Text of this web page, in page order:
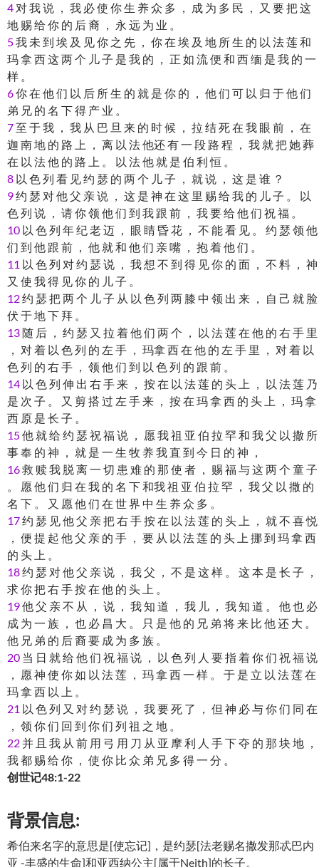
4 对 我 说 ， 我 必 使 你 生 养 众 多 ， 成 为 多 民 ， 又 要 把 这
地 赐 给 你 的 后 裔 ， 永 远 为 业 。
5我 未 到 埃 及 见 你 之 先 ， 你 在 埃 及 地 所 生 的 以 法 莲 和
玛 拿 西 这 两 个 儿 子 是 我 的 ， 正 如 流 便 和 西 缅 是 我 的 一
样 。
6你 在 他 们 以 后 所 生 的 就 是 你 的 ， 他 们 可 以 归 于 他 们
弟 兄 的 名 下 得 产 业 。
7至 于 我 ， 我 从 巴 旦 来 的 时 候 ， 拉 结 死 在 我 眼 前 ， 在
迦 南 地 的 路 上 ， 离 以 法 他还 有 一 段 路 程 ， 我 就 把 她 葬
在 以 法 他 的 路 上 。 以 法 他 就 是 伯 利 恒 。
8 以 色 列 看 见 约 瑟 的 两 个 儿 子 ， 就 说 ， 这 是 谁 ？
9约 瑟 对 他 父 亲 说 ， 这 是 神 在 这 里 赐 给 我 的 儿 子 。 以
色 列 说 ， 请 你 领 他 们 到 我 跟 前 ， 我 要 给 他 们 祝 福 。
10 以 色 列 年 纪 老 迈 ， 眼 睛 昏 花 ， 不 能 看 见 。 约 瑟 领 他
们 到 他 跟 前 ， 他 就 和 他 们 亲 嘴 ， 抱 着 他 们 。
11 以 色 列 对 约 瑟 说 ， 我 想 不 到 得 见 你 的 面 ， 不 料 ， 神
又 使 我 得 见 你 的 儿 子 。
12约 瑟 把 两 个 儿 子 从 以 色 列 两 膝 中 领 出 来 ， 自 己 就 脸
伏 于 地 下 拜 。
13随 后 ， 约 瑟 又 拉 着 他 们 两 个 ， 以 法 莲 在 他 的 右 手 里
， 对 着 以 色 列 的 左 手 ， 玛拿 西 在 他 的 左 手 里 ， 对 着 以
色 列 的 右 手 ， 领 他 们 到 以 色 列 的 跟 前 。
14 以 色 列 伸 出 右 手 来 ， 按 在 以 法 莲 的 头 上 ， 以 法 莲 乃
是 次 子 。 又 剪 搭 过 左 手 来 ， 按 在 玛 拿 西 的 头 上 ， 玛 拿
西 原 是 长 子 。
15他 就 给 约 瑟 祝 福 说 ， 愿 我 祖 亚 伯 拉 罕 和 我 父 以 撒 所
事 奉 的 神 ， 就 是 一 生 牧 养 我 直 到 今 日 的 神 ，
16救 赎 我 脱 离 一 切 患 难 的 那 使 者 ， 赐 福 与 这 两 个 童 子
。 愿 他 们 归 在 我 的 名 下 和我 祖 亚 伯 拉 罕 ， 我 父 以 撒 的
名 下 。 又 愿 他 们 在 世 界 中 生 养 众 多 。
17约 瑟 见 他 父 亲 把 右 手 按 在 以 法 莲 的 头 上 ， 就 不 喜 悦
， 便 提 起 他 父 亲 的 手 ， 要 从 以 法 莲 的 头 上 挪 到 玛 拿 西
的 头 上 。
18约 瑟 对 他 父 亲 说 ， 我 父 ， 不 是 这 样 。 这 本 是 长 子 ，
求 你 把 右 手 按 在 他 的 头 上 。
19他 父 亲 不 从 ， 说 ， 我 知 道 ， 我 儿 ， 我 知 道 。 他 也 必
成 为 一 族 ， 也 必 昌 大 。 只 是 他 的 兄 弟 将 来 比 他 还 大 。
他 兄 弟 的 后 裔 要 成 为 多 族 。
20 当 日 就 给 他 们 祝 福 说 ， 以 色 列 人 要 指 着 你 们 祝 福 说
， 愿 神 使 你 如 以 法 莲 ， 玛 拿 西 一 样 。 于 是 立 以 法 莲 在
玛 拿 西 以 上 。
21 以 色 列 又 对 约 瑟 说 ， 我 要 死 了 ， 但 神 必 与 你 们 同 在
， 领 你 们 回 到 你 们 列 祖 之 地 。
22并 且 我 从 前 用 弓 用 刀 从 亚 摩 利 人 手 下 夺 的 那 块 地 ，
我 都 赐 给 你 ， 使 你 比 众 弟 兄 多 得 一 分 。
创世记48:1-22
背景信息:
希伯来名字的意思是[使忘记]，是约瑟[法老赐名撒发那忒巴内
亚 -丰盛的生命]和亚西纳公主[属于Neith]的长子。